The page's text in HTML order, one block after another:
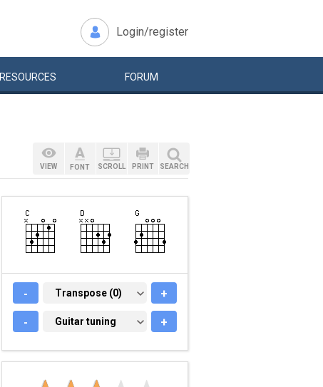
Login/register
RESOURCES FORUM
VIEW FONT SCROLL PRINT SEARCH
- TRANSPOSE (0)
Transpose (0) +
- GUITAR TUNING
Guitar tuning +